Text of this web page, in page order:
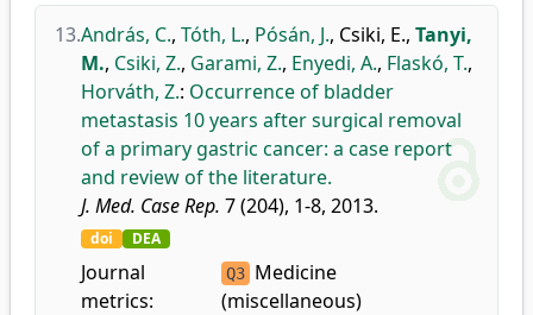
13.András, C., Tóth, L., Pósán, J., Csiki, E., Tanyi,
M., Csiki, Z., Garami, Z., Enyedi, A., Flaskó, T.,
Horváth, Z.: Occurrence of bladder
metastasis 10 years after surgical removal
of a primary gastric cancer: a case report
and review of the literature.
J. Med. Case Rep. 7 (204), 1-8, 2013.
doi DEA
Journal
metrics:
Q3 Medicine
(miscellaneous)